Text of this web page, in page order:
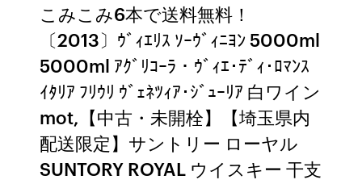
こみこみ6本で送料無料！
〔2013〕ｳﾞｨｴﾘｽ ｿｰｳﾞｨﾆﾖﾝ 5000ml
5000ml ｱｸﾞﾘｺｰﾗ・ｳﾞｨｴ･ﾃﾞｨ･ﾛﾏﾝｽ
ｲﾀﾘｱ ﾌﾘｳﾘ ｳﾞｪﾈﾂｨｱ･ｼﾞｭｰﾘｱ 白ワイン
mot,【中古・未開栓】【埼玉県内
配送限定】サントリー ローヤル
SUNTORY ROYAL ウイスキー 干支